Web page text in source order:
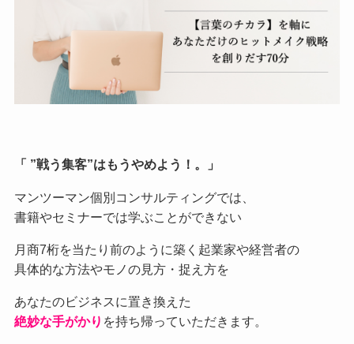
「 ”戦う集客”はもうやめよう！。」
マンツーマン個別コンサルティングでは、
書籍やセミナーでは学ぶことができない
月商7桁を当たり前のように築く起業家や経営者の
具体的な方法やモノの見方・捉え方を
あなたのビジネスに置き換えた
絶妙な手がかり を持ち帰っていただきます。